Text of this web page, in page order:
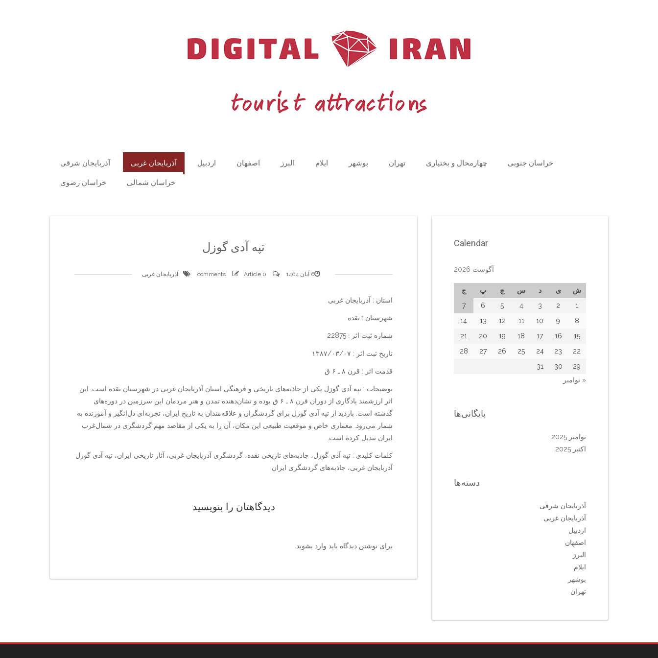
آذربایجان شرقی آذربایجان غربی اردبیل اصفهان البرز ایلام بوشهر تهران چهارمحال و بختیاری خراسان جنوبی
خراسان رضوی خراسان شمالی
تپه آدی گوزل
6 آبان 1404 0 comments
Article آذربایجان غربی
استان : آذربایجان غربی
شهرستان : نقده
شماره ثبت اثر : 22875
تاریخ ثبت اثر : ۱۳۸۷/۰۳/۰۷
قدمت اثر : قرن ۸ ـ ۶ ق
نوضیحات : تپه آدی گوزل یکی از جاذبه‌های تاریخی و فرهنگی استان آذربایجان غربی در شهرستان نقده است. این
اثر ارزشمند یادگاری از دوران قرن ۸ ـ ۶ ق بوده و نشان‌دهنده تمدن و هنر مردمان این سرزمین در دوره‌های
گذشته است. بازدید از تپه آدی گوزل برای گردشگران و علاقه‌مندان به تاریخ ایران، تجربه‌ای دل‌انگیز و آموزنده به
شمار می‌رود. معماری خاص و موقعیت طبیعی این مکان، آن را به یکی از مقاصد مهم گردشگری در شمال‌غرب
ایران تبدیل کرده است.
کلمات کلیدی : تپه آدی گوزل، جاذبه‌های تاریخی نقده، گردشگری آذربایجان غربی، آثار تاریخی ایران، تپه آدی گوزل
آذربایجان غربی، جاذبه‌های گردشگری ایران
دیدگاهتان را بنویسید
برای نوشتن دیدگاه باید وارد بشوید
Calendar
آگوست 2026
ش ی د س چ پ
ج
1
2
3
4
5
6
7
8
9
10
11
12
13
14
15
16
17
18
19
20
21
22
23
24
25
26
27
28
29
30
31
« نوامبر
بایگانی‌ها
نوامبر 2025
اکتبر 2025
دسته‌ها
آذربایجان شرقی
آذربایجان غربی
اردبیل
اصفهان
البرز
ایلام
بوشهر
تهران